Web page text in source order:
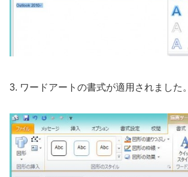
3. ワードアートの書式が適用されました。